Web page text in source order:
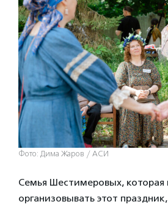
Фото: Дима Жаров / АСИ
Семья Шестимеровых, которая
организовывать этот